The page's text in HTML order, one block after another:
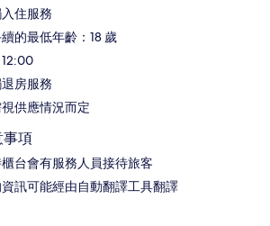
住服務
的最低年齡：18 歲
房服務
供應情況而定
事項
台會有服務人員接待旅客
訊可能經由自動翻譯工具翻譯